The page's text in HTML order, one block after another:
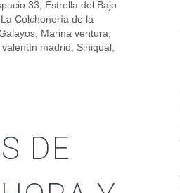
33
Estrella del Bajo
La Colchonería de la
Galayos Marina ventura
madrid Siniqual
DE